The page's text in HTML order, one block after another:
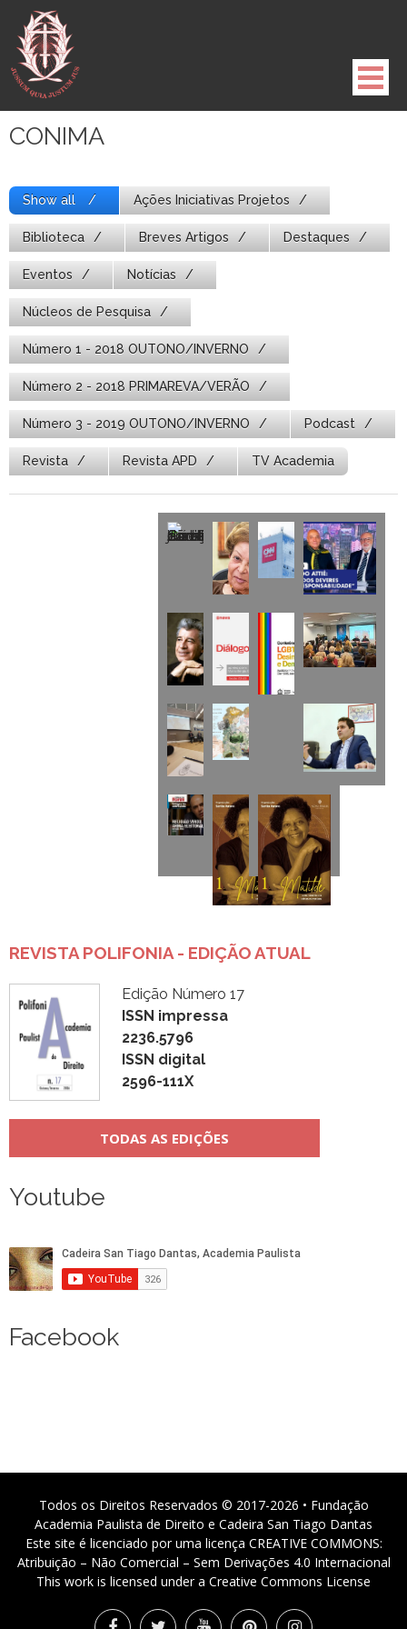
para
conteúdo
CONIMA
Show all Ações Iniciativas Projetos
Biblioteca Breves Artigos Destaques
Eventos Notícias
Núcleos de Pesquisa
Número 1 - 2018 OUTONO/INVERNO
Número 2 - 2018 PRIMAREVA/VERÃO
Número 3 - 2019 OUTONO/INVERNO Podcast
Revista Revista APD TV Academia
REVISTA POLIFONIA - EDIÇÃO ATUAL
Edição Número 17
ISSN impressa
2236.5796
ISSN digital
2596-111X
TODAS AS EDIÇÕES
Youtube
Facebook
Todos os Direitos Reservados © 2017-2026 • Fundação
Academia Paulista de Direito e Cadeira San Tiago Dantas
Este site é licenciado por uma licença CREATIVE COMMONS:
Atribuição – Não Comercial – Sem Derivações 4.0 Internacional
This work is licensed under a Creative Commons License